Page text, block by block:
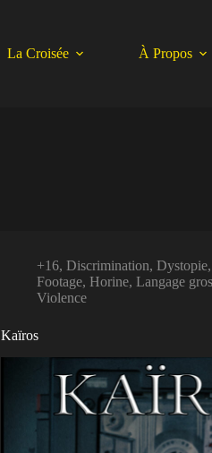
La Croisée À Propos
+16,Discrimination,Dystopie
Footage,Horine,Langage
Violence
Kaïros